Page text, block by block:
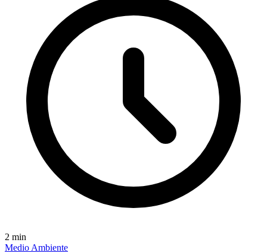
2 min
Medio Ambiente